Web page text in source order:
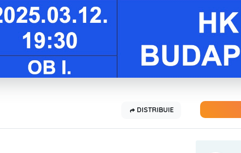
DISTRIBUIE